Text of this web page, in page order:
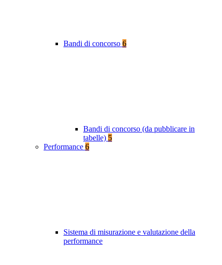
Bandi di concorso 6
Bandi di concorso (da pubblicare in
tabelle) 5
Performance 6
Sistema di misurazione e valutazione della
performance